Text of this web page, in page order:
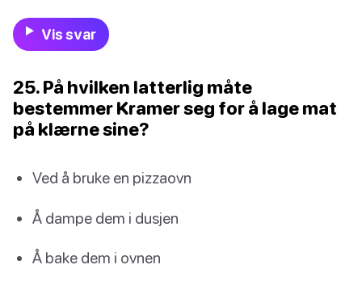
Vis svar
25. På hvilken latterlig måte
bestemmer Kramer seg for å lage mat
på klærne sine?
Ved å bruke en pizzaovn
Å dampe dem i dusjen
Å bake dem i ovnen